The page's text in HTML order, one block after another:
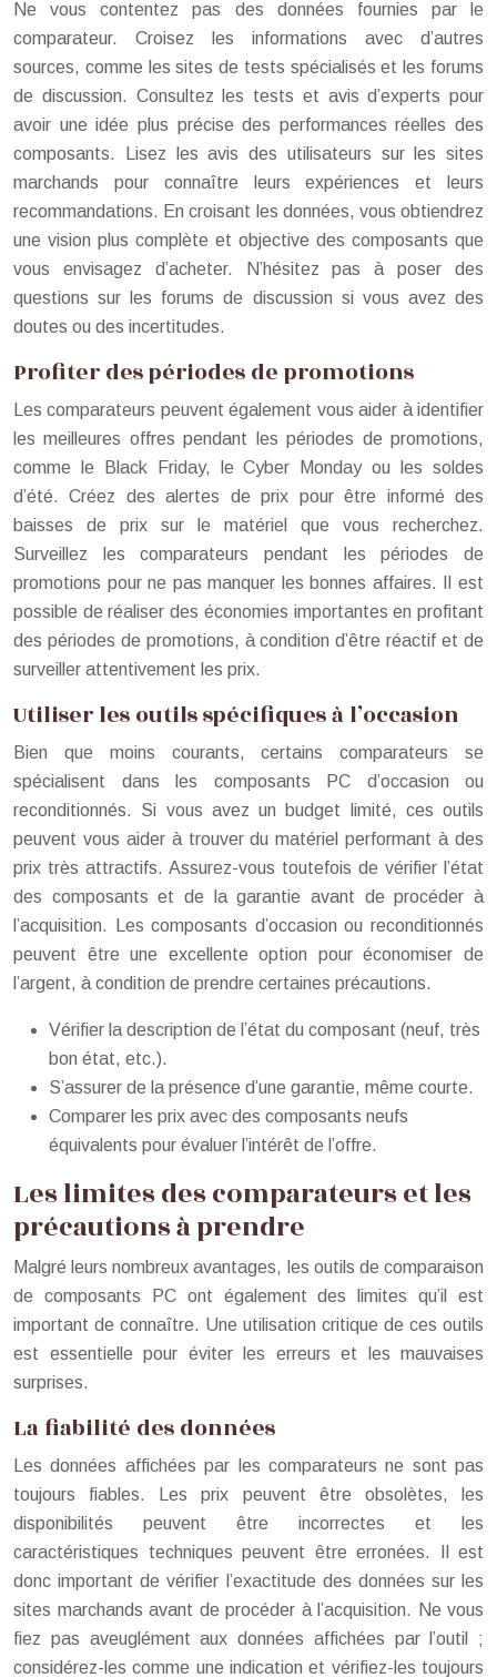
Ne vous contentez pas des données fournies par le
comparateur. Croisez les informations avec d’autres
sources, comme les sites de tests spécialisés et les forums
de discussion. Consultez les tests et avis d’experts pour
avoir une idée plus précise des performances réelles des
composants. Lisez les avis des utilisateurs sur les sites
marchands pour connaître leurs expériences et leurs
recommandations. En croisant les données, vous obtiendrez
une vision plus complète et objective des composants que
vous envisagez d’acheter. N’hésitez pas à poser des
questions sur les forums de discussion si vous avez des
doutes ou des incertitudes.
Profiter des périodes de promotions
Les comparateurs peuvent également vous aider à identifier
les meilleures offres pendant les périodes de promotions,
comme le Black Friday, le Cyber Monday ou les soldes
d’été. Créez des alertes de prix pour être informé des
baisses de prix sur le matériel que vous recherchez.
Surveillez les comparateurs pendant les périodes de
promotions pour ne pas manquer les bonnes affaires. Il est
possible de réaliser des économies importantes en profitant
des périodes de promotions, à condition d’être réactif et de
surveiller attentivement les prix.
Utiliser les outils spécifiques à l’occasion
Bien que moins courants, certains comparateurs se
spécialisent dans les composants PC d’occasion ou
reconditionnés. Si vous avez un budget limité, ces outils
peuvent vous aider à trouver du matériel performant à des
prix très attractifs. Assurez-vous toutefois de vérifier l’état
des composants et de la garantie avant de procéder à
l’acquisition. Les composants d’occasion ou reconditionnés
peuvent être une excellente option pour économiser de
l’argent, à condition de prendre certaines précautions.
Vérifier la description de l’état du composant (neuf, très
bon état, etc.).
S’assurer de la présence d’une garantie, même courte.
Comparer les prix avec des composants neufs
équivalents pour évaluer l’intérêt de l’offre.
Les limites des comparateurs et les
précautions à prendre
Malgré leurs nombreux avantages, les outils de comparaison
de composants PC ont également des limites qu’il est
important de connaître. Une utilisation critique de ces outils
est essentielle pour éviter les erreurs et les mauvaises
surprises.
La fiabilité des données
Les données affichées par les comparateurs ne sont pas
toujours fiables. Les prix peuvent être obsolètes, les
disponibilités peuvent être incorrectes et les
caractéristiques techniques peuvent être erronées. Il est
donc important de vérifier l’exactitude des données sur les
sites marchands avant de procéder à l’acquisition. Ne vous
fiez pas aveuglément aux données affichées par l’outil ;
considérez-les comme une indication et vérifiez-les toujours